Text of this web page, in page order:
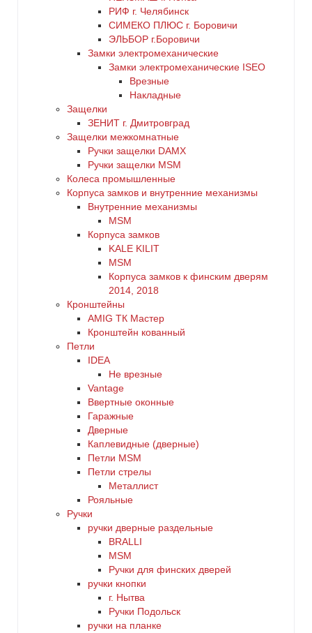
РИФ г. Челябинск
СИМЕКО ПЛЮС г. Боровичи
ЭЛЬБОР г.Боровичи
Замки электромеханические
Замки электромеханические ISEO
Врезные
Накладные
Защелки
ЗЕНИТ г. Дмитровград
Защелки межкомнатные
Ручки защелки DAMX
Ручки защелки MSM
Колеса промышленные
Корпуса замков и внутренние механизмы
Внутренние механизмы
MSM
Корпуса замков
KALE KILIT
MSM
Корпуса замков к финским дверям
2014, 2018
Кронштейны
AMIG ТК Мастер
Кронштейн кованный
Петли
IDEA
Не врезные
Vantage
Ввертные оконные
Гаражные
Дверные
Каплевидные (дверные)
Петли MSM
Петли стрелы
Металлист
Рояльные
Ручки
ручки дверные раздельные
BRALLI
MSM
Ручки для финских дверей
ручки кнопки
г. Нытва
Ручки Подольск
ручки на планке